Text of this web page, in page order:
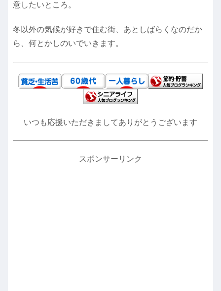
意したいところ。
冬以外の気候が好きで住む街、あとしばらくなのだか
ら、何とかしのいでいきます。
いつも応援いただきましてありがとうございます
スポンサーリンク